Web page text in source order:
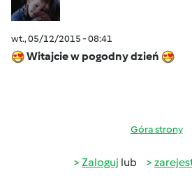
wt., 05/12/2015 - 08:41
Witajcie w pogodny dzień
Góra strony
Zaloguj lub